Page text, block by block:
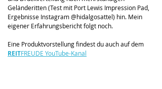
Geländeritten (Test mit Port Lewis Impression Pad,
Ergebnisse Instagram @hidalgosattel) hin. Mein
eigener Erfahrungsbericht folgt noch.
Eine Produktvorstellung findest du auch auf dem
REITFREUDE YouTube-Kanal